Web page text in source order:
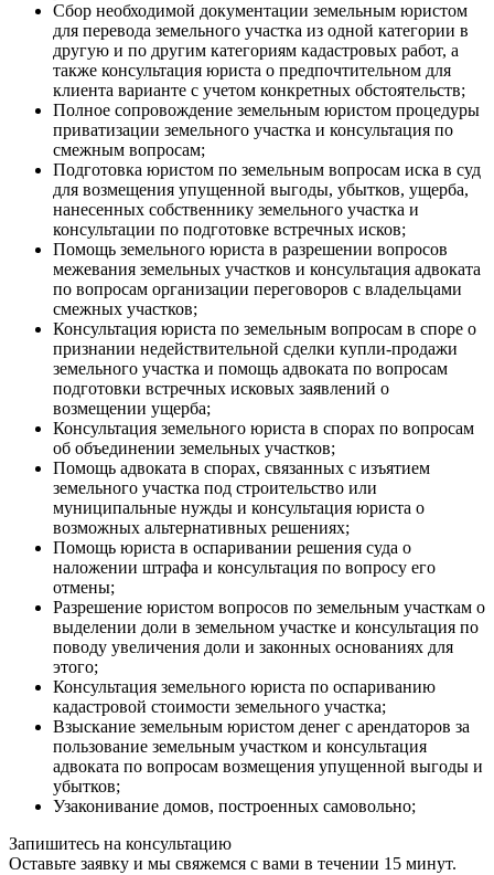
Сбор необходимой документации земельным юристом
для перевода земельного участка из одной категории в
другую и по другим категориям кадастровых работ, а
также консультация юриста о предпочтительном для
клиента варианте с учетом конкретных обстоятельств;
Полное сопровождение земельным юристом процедуры
приватизации земельного участка и консультация по
смежным вопросам;
Подготовка юристом по земельным вопросам иска в суд
для возмещения упущенной выгоды, убытков, ущерба,
нанесенных собственнику земельного участка и
консультации по подготовке встречных исков;
Помощь земельного юриста в разрешении вопросов
межевания земельных участков и консультация адвоката
по вопросам организации переговоров с владельцами
смежных участков;
Консультация юриста по земельным вопросам в споре о
признании недействительной сделки купли-продажи
земельного участка и помощь адвоката по вопросам
подготовки встречных исковых заявлений о
возмещении ущерба;
Консультация земельного юриста в спорах по вопросам
об объединении земельных участков;
Помощь адвоката в спорах, связанных с изъятием
земельного участка под строительство или
муниципальные нужды и консультация юриста о
возможных альтернативных решениях;
Помощь юриста в оспаривании решения суда о
наложении штрафа и консультация по вопросу его
отмены;
Разрешение юристом вопросов по земельным участкам о
выделении доли в земельном участке и консультация по
поводу увеличения доли и законных основаниях для
этого;
Консультация земельного юриста по оспариванию
кадастровой стоимости земельного участка;
Взыскание земельным юристом денег с арендаторов за
пользование земельным участком и консультация
адвоката по вопросам возмещения упущенной выгоды и
убытков;
Узаконивание домов, построенных самовольно;
Запишитесь на консультацию
Оставьте заявку и мы свяжемся с вами в течении 15 минут.